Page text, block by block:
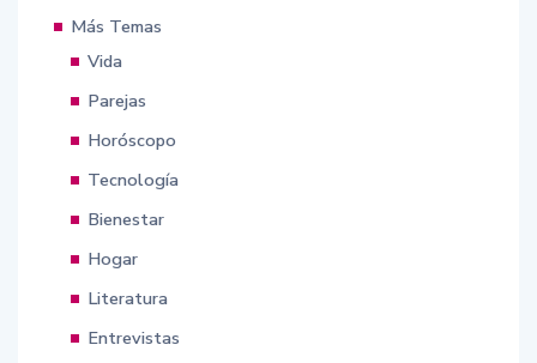
Más Temas
Vida
Parejas
Horóscopo
Tecnología
Bienestar
Hogar
Literatura
Entrevistas